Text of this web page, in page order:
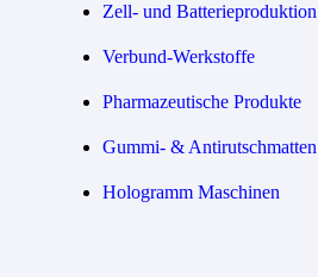
Zell- und Batterieproduktion
Verbund-Werkstoffe
Pharmazeutische Produkte
Gummi- & Antirutschmatten
Hologramm Maschinen